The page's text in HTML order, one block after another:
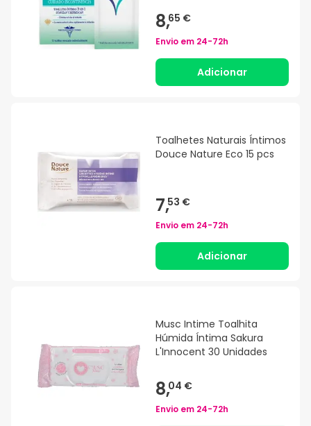
8,65 €
Envio em 24-72h
Adicionar
Toalhetes Naturais Íntimos
Douce Nature Eco 15 pcs
7,53 €
Envio em 24-72h
Adicionar
Musc Intime Toalhita
Húmida Íntima Sakura
L'Innocent 30 Unidades
8,04 €
Envio em 24-72h